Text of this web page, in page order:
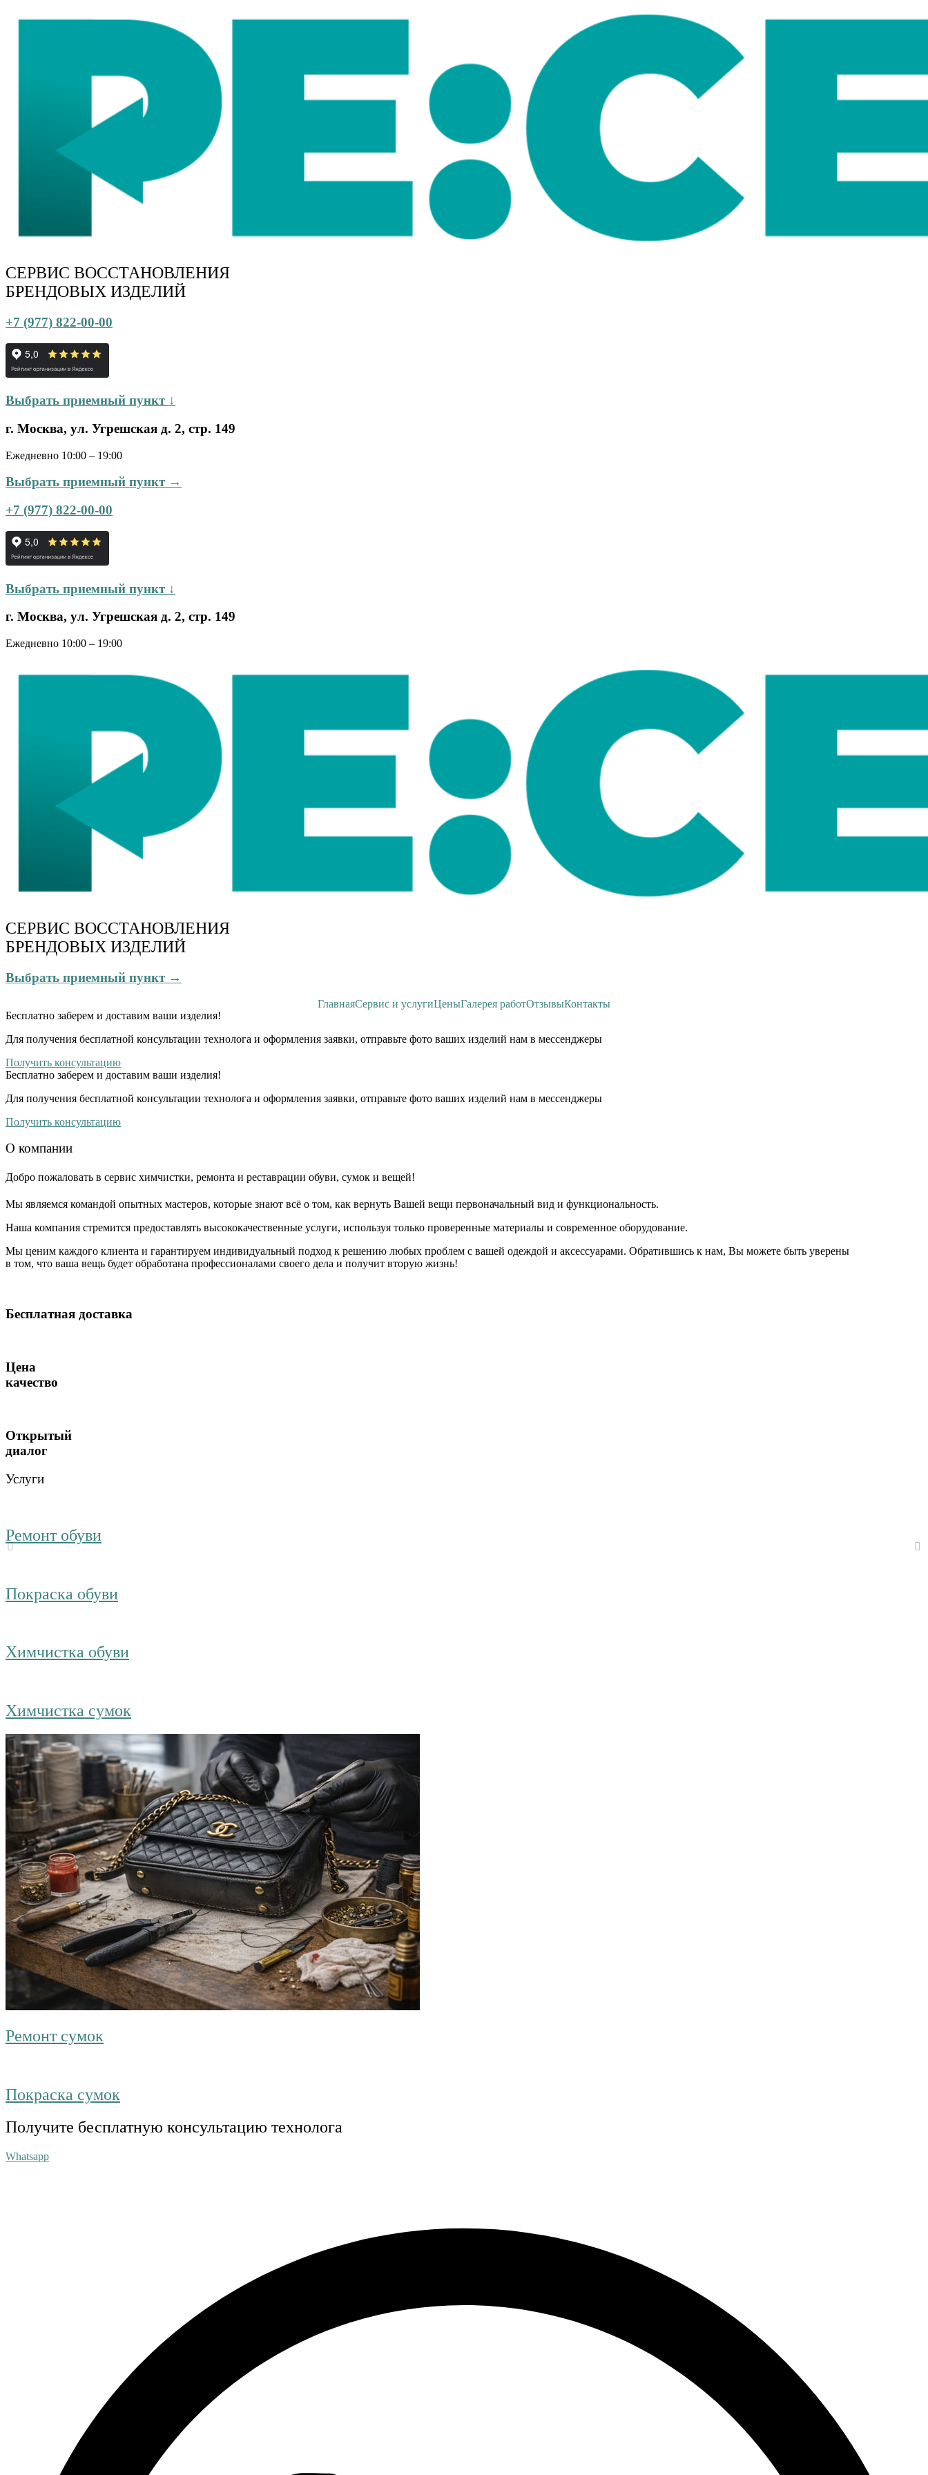
СЕРВИС ВОССТАНОВЛЕНИЯ
БРЕНДОВЫХ ИЗДЕЛИЙ
+7 (977) 822-00-00
Выбрать приемный пункт ↓
г. Москва, ул. Угрешская д. 2, стр. 149
Ежедневно 10:00 – 19:00
Выбрать приемный пункт →
+7 (977) 822-00-00
Выбрать приемный пункт ↓
г. Москва, ул. Угрешская д. 2, стр. 149
Ежедневно 10:00 – 19:00
СЕРВИС ВОССТАНОВЛЕНИЯ
БРЕНДОВЫХ ИЗДЕЛИЙ
Выбрать приемный пункт →
ГлавнаяСервис и услугиЦеныГалерея работОтзывыКонтакты
Бесплатно заберем и доставим ваши изделия!
Для получения бесплатной консультации технолога и оформления заявки, отправьте фото ваших изделий нам в мессенджеры
Получить консультацию
Бесплатно заберем и доставим ваши изделия!
Для получения бесплатной консультации технолога и оформления заявки, отправьте фото ваших изделий нам в мессенджеры
Получить консультацию
О компании
Добро пожаловать в сервис химчистки, ремонта и реставрации обуви, сумок и вещей!
Мы являемся командой опытных мастеров, которые знают всё о том, как вернуть Вашей вещи первоначальный вид и функциональность.
Наша компания стремится предоставлять высококачественные услуги, используя только проверенные материалы и современное оборудование.
Мы ценим каждого клиента и гарантируем индивидуальный подход к решению любых проблем с вашей одеждой и аксессуарами. Обратившись к нам, Вы можете быть уверены
в том, что ваша вещь будет обработана профессионалами своего дела и получит вторую жизнь!
Бесплатная доставка
Цена
качество
Открытый
диалог
Услуги
Ремонт обуви
Покраска обуви
Химчистка обуви
Химчистка сумок
Ремонт сумок
Покраска сумок
Получите бесплатную консультацию технолога
Whatsapp